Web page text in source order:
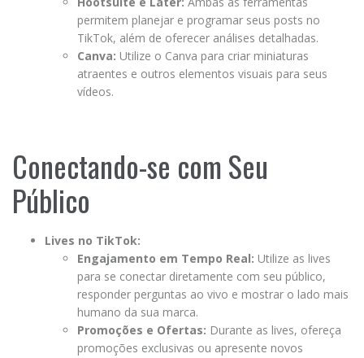
permitem planejar e programar seus posts no
TikTok, além de oferecer análises detalhadas.
Canva: Utilize o Canva para criar miniaturas
atraentes e outros elementos visuais para seus
vídeos.
Conectando-se com Seu
Público
Lives no TikTok:
Engajamento em Tempo Real: Utilize as lives
para se conectar diretamente com seu público,
responder perguntas ao vivo e mostrar o lado mais
humano da sua marca.
Promoções e Ofertas: Durante as lives, ofereça
promoções exclusivas ou apresente novos